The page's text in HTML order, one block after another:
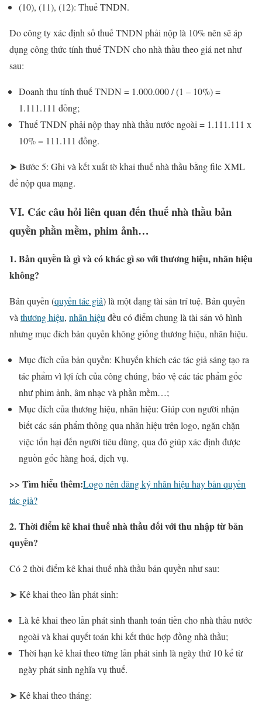
(10), (11), (12): Thuế TNDN.
Do công ty xác định số thuế TNDN phải nộp là 10% nên sẽ áp
dụng công thức tính thuế TNDN cho nhà thầu theo giá net như
sau:
Doanh thu tính thuế TNDN = 1.000.000 / (1 – 10%) =
1.111.111 đồng;
Thuế TNDN phải nộp thay nhà thầu nước ngoài = 1.111.111 x
10% = 111.111 đồng.
➤ Bước 5: Ghi và kết xuất tờ khai thuế nhà thầu bằng file XML
để nộp qua mạng.
VI. Các câu hỏi liên quan đến thuế nhà thầu bản
quyền phần mềm, phim ảnh…
1. Bản quyền là gì và có khác gì so với thương hiệu, nhãn hiệu
không?
Bản quyền (quyền tác giả) là một dạng tài sản trí tuệ. Bản quyền
vàthương hiệu, nhãn hiệuđều có điểm chung là tài sản vô hình
nhưng mục đích bản quyền không giống thương hiệu, nhãn hiệu.
Mục đích của bản quyền: Khuyến khích các tác giả sáng tạo ra
tác phẩm vì lợi ích của công chúng, bảo vệ các tác phẩm gốc
như phim ảnh, âm nhạc và phần mềm…;
Mục đích của thương hiệu, nhãn hiệu: Giúp con người nhận
biết các sản phẩm thông qua nhãn hiệu trên logo, ngăn chặn
việc tổn hại đến người tiêu dùng, qua đó giúp xác định được
nguồn gốc hàng hoá, dịch vụ.
>> Tìm hiểu thêm:Logo nên đăng ký nhãn hiệu hay bản quyền
tác giả?
2. Thời điểm kê khai thuế nhà thầu đối với thu nhập từ bản
quyền?
Có 2 thời điểm kê khai thuế nhà thầu bản quyền như sau:
➤ Kê khai theo lần phát sinh:
Là kê khai theo lần phát sinh thanh toán tiền cho nhà thầu nước
ngoài và khai quyết toán khi kết thúc hợp đồng nhà thầu;
Thời hạn kê khai theo từng lần phát sinh là ngày thứ 10 kể từ
ngày phát sinh nghĩa vụ thuế.
➤ Kê khai theo tháng: